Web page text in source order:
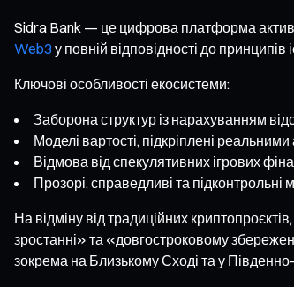
Sidra Bank — це цифрова платформа
Web3 у повній відповідності до принципів
Ключові особливості екосистеми:
Заборона структур із нарахуванням
Моделі вартості, підкріплені
Відмова від спекулятивних ігрових
Прозорі, справедливі та
На відміну від традиційних
зростанні» та «довгостроковому
зокрема на Близькому Сході та у Південно-